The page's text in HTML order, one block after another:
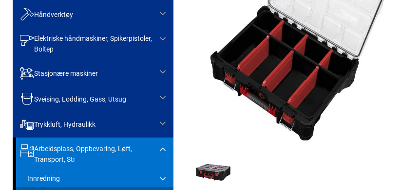
Håndverktøy
Elektriske håndmaskiner, Spikerpistoler,
Boltep
Stasjonære maskiner
Sveising, Lodding, Gass, Utsug
Trykkluft, Hydraulikk
Arbeidsplass, Oppbevaring, Løft,
Transport, Sti
Innredning